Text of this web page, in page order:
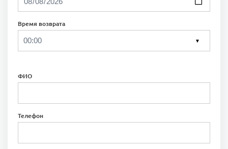
Время возврата
▼
ФИО
Телефон